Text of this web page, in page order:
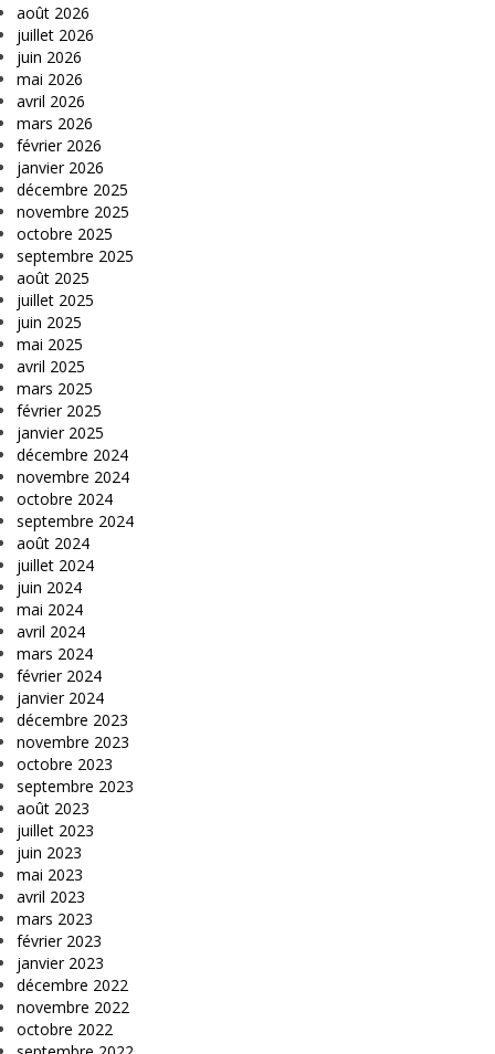
août 2026
juillet 2026
juin 2026
mai 2026
avril 2026
mars 2026
février 2026
janvier 2026
décembre 2025
novembre 2025
octobre 2025
septembre 2025
août 2025
juillet 2025
juin 2025
mai 2025
avril 2025
mars 2025
février 2025
janvier 2025
décembre 2024
novembre 2024
octobre 2024
septembre 2024
août 2024
juillet 2024
juin 2024
mai 2024
avril 2024
mars 2024
février 2024
janvier 2024
décembre 2023
novembre 2023
octobre 2023
septembre 2023
août 2023
juillet 2023
juin 2023
mai 2023
avril 2023
mars 2023
février 2023
janvier 2023
décembre 2022
novembre 2022
octobre 2022